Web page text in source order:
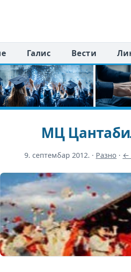
Галис Вести
МЦ
9. септембар 2012. · Разно · ←